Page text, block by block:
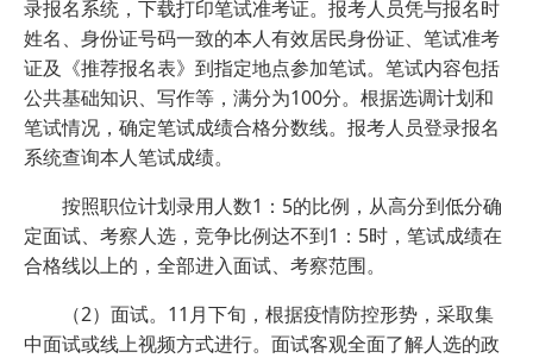
录报名系统，下载打印笔试准考证。报考人员凭与报名时
姓名、身份证号码一致的本人有效居民身份证、笔试准考
证及《推荐报名表》到指定地点参加笔试。笔试内容包括
公共基础知识、写作等，满分为100分。根据选调计划和
笔试情况，确定笔试成绩合格分数线。报考人员登录报名
系统查询本人笔试成绩。
按照职位计划录用人数1：5的比例，从高分到低分确
定面试、考察人选，竞争比例达不到1：5时，笔试成绩在
合格线以上的，全部进入面试、考察范围。
（2）面试。11月下旬，根据疫情防控形势，采取集
中面试或线上视频方式进行。面试客观全面了解人选的政